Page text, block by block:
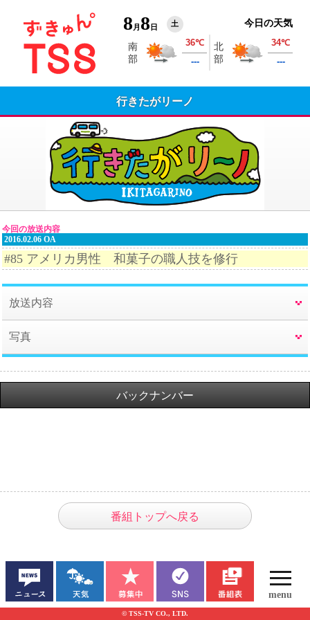
8 月 8 日 土 今日の天気
行きたがリーノ
今回の放送内容
2016.02.06 OA
#85 アメリカ男性 和菓子の職人技を修行
放送内容
写真
バックナンバー
番組トップへ戻る
© TSS-TV CO., LTD.